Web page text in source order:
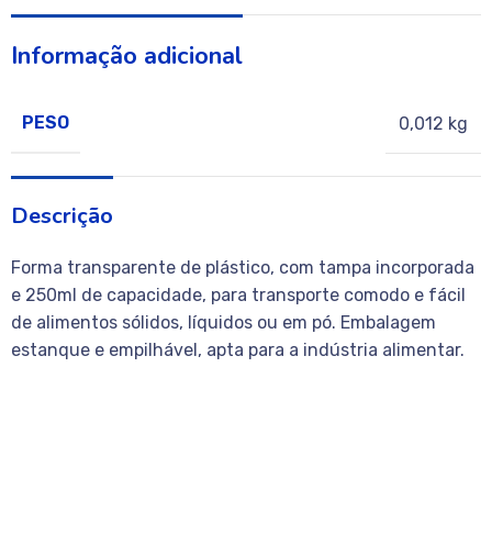
Informação adicional
PESO 0,012 kg
Descrição
Forma transparente de plástico, com tampa incorporada
e 250ml de capacidade, para transporte comodo e fácil
de alimentos sólidos, líquidos ou em pó. Embalagem
estanque e empilhável, apta para a indústria alimentar.